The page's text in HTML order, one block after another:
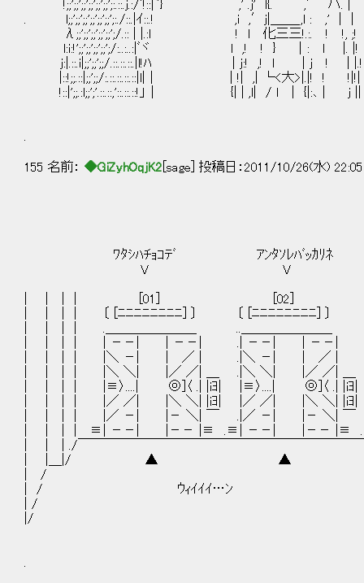
!;;';;';;';;';;';;';:.::.j.:/ﾞ!::|`} ,' .j' l{. ,′ ハ. |
. l;;';;';;';;';;';;';:./::.|ｲ::.! ,i ,′j|＿＿_,l : ,' | | わ
λ;;';;';;';;';;';/.:: | |.:l ! l 化三三!.:. ! !, ;! イチ
l:i:!';;';;';;';;';/:..:..:|ﾞヾ l ,! ! } ｜: l |. |!
j:|.::.i|;;';;';;/.::.::.::.|l!ﾊ | j:! ,! ｌ | j ! | |.!
|::!;;.::|;;';;/:.::.::.::.::|l|｜ | !| ,| └<大>|.|! ! !|!|
!::|';;.:l;;';'.::.::,'::.::.::!」｜ {| | ,l| / l | {|:､ | j ||
155 名前： ◆GiZyhOqjK2 [sage] 投稿日：2011/10/26(水)
ﾜﾀｼﾊﾁｮｺﾃﾞ ｱﾝﾀｿﾚﾊﾞｯｶﾘﾈ
V V
| | | | [01] [02]
| | | | 〔 [ﾆﾆﾆﾆﾆﾆﾆﾆ] 〕 〔 [ﾆﾆﾆﾆﾆﾆﾆﾆ] 〕 〔
| | | | | －－| | －－| .| －－| | －－| .|＼
| | | | |＼ －| | ／ | .|＼ －| | ／ | .|＼ ＼
| | | | |＼ ＼| |／ ／| ＿ .|＼ ＼| |／ ／| ＿ .|≡
| | | | |≡〉....| ◎]〈 .| |iﾖ| |≡〉....| ◎]〈 .| |iﾖ|
| | | | |／ ／| |＼ ＼| |iﾖ| |／ ／| |＼ ＼| |iﾖ| |≡
| | | | |／ －| |－ ＼| ￣ .|／ －| |－ ＼| ￣ .|／
| | | | ≡| －－| |－－ |≡ .≡| －－| |－－ |≡ .≡|／
| | | ./￣￣￣￣￣￣￣￣￣￣￣￣￣￣￣￣￣￣￣￣￣
| |＿|/ ▲
| /
| / ｳｨｲｲｲ…ﾝ
| /
|/